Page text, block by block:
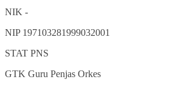
NIK -
NIP 197103281999032001
STAT PNS
GTK Guru Penjas Orkes